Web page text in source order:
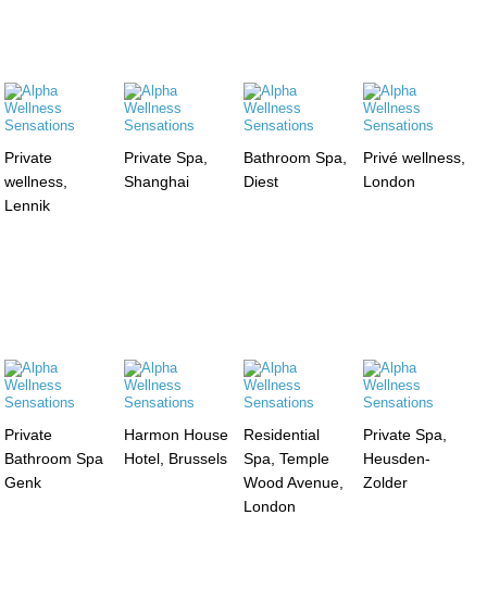
Private
wellness,
Lennik
Private Spa,
Shanghai
Bathroom Spa,
Diest
Privé wellness,
London
Private
Bathroom Spa
Genk
Harmon House
Hotel, Brussels
Residential
Spa, Temple
Wood Avenue,
London
Private Spa,
Heusden-
Zolder